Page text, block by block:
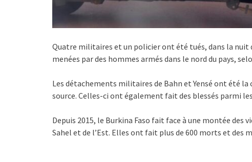
Quatre militaires et un policier ont été tués, dans la nuit
menées par des hommes armés dans le nord du pays,
Les détachements militaires de Bahn et Yensé ont été
source. Celles-ci ont également fait des blessés parmi
Depuis 2015, le Burkina Faso fait face à une montée des
Sahel et de l’Est. Elles ont fait plus de 600 morts et des